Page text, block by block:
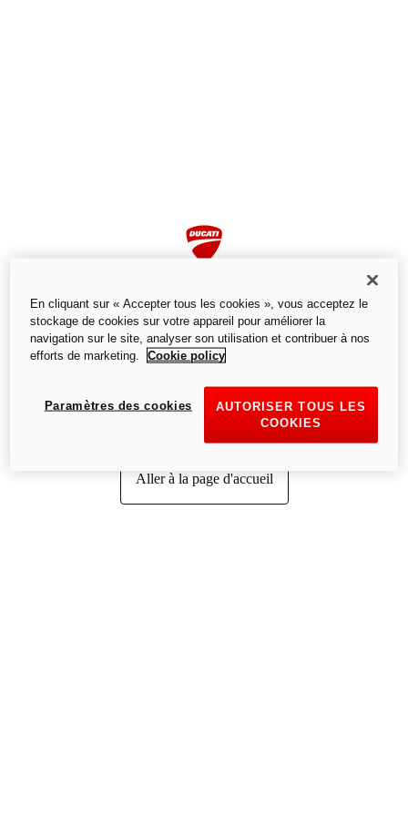
Page non trouvée
Nous ne trouvons pas la page que vous recherchez.
Aller à la page d'accueil
En cliquant sur « Accepter tous les cookies », vous acceptez le
stockage de cookies sur votre appareil pour améliorer la
navigation sur le site, analyser son utilisation et contribuer à nos
efforts de marketing.
Cookie policy
AUTORISER TOUS LES
COOKIES
Paramètres des cookies